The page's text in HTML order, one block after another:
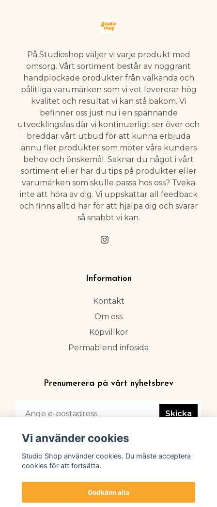
På Studioshop väljer vi varje produkt med
omsorg. Vårt sortiment består av noggrant
handplockade produkter från välkända och
pålitliga varumärken som vi vet levererar hög
kvalitet och resultat vi kan stå bakom. Vi
befinner oss just nu i en spännande
utvecklingsfas där vi kontinuerligt ser över och
breddar vårt utbud för att kunna erbjuda
ännu fler produkter som möter våra kunders
behov och önskemål. Saknar du något i vårt
sortiment eller har du tips på produkter eller
varumärken som skulle passa hos oss? Tveka
inte att höra av dig. Vi uppskattar all feedback
och finns alltid här för att hjälpa dig och svarar
så snabbt vi kan.
Information
Kontakt
Om oss
Köpvillkor
Permablend infosida
Prenumerera på vårt nyhetsbrev
Skicka
Vi använder cookies
Studio Shop använder cookies. Du måste acceptera
cookies för att fortsätta.
Godkänn alla